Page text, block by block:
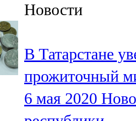
91,5 FM
106,1 FM
Кама тамагы
71,51 FM
Новости
В Татарстане
прожиточный
6 мая 2020